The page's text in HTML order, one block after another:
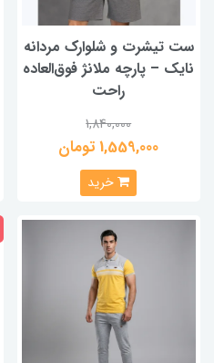
ست تیشرت و شلوارک مردانه
نایک – پارچه ملانژ فوق‌العاده
راحت
1,840,000
1,559,000 تومان
خرید